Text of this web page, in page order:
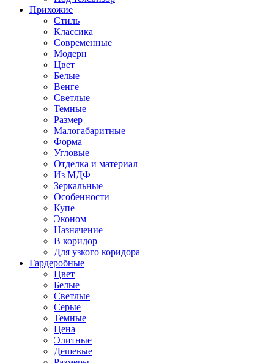
Прихожие
Стиль
Классика
Современные
Модерн
Цвет
Белые
Венге
Светлые
Темные
Размер
Малогабаритные
Форма
Угловые
Отделка и материал
Из МДФ
Зеркальные
Особенности
Купе
Эконом
Назначение
В коридор
Для узкого коридора
Гардеробные
Цвет
Белые
Светлые
Серые
Темные
Цена
Элитные
Дешевые